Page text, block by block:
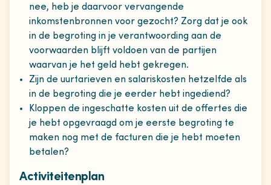
nee, heb je daarvoor vervangende
inkomstenbronnen voor gezocht? Zorg dat je ook
in de begroting in je verantwoording aan de
voorwaarden blijft voldoen van de partijen
waarvan je het geld hebt gekregen.
Zijn de uurtarieven en salariskosten hetzelfde als
in de begroting die je eerder hebt ingediend?
Kloppen de ingeschatte kosten uit de offertes die
je hebt opgevraagd om je eerste begroting te
maken nog met de facturen die je hebt moeten
betalen?
Activiteitenplan